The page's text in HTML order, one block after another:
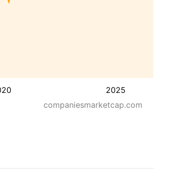
2025
companiesmarketcap.com